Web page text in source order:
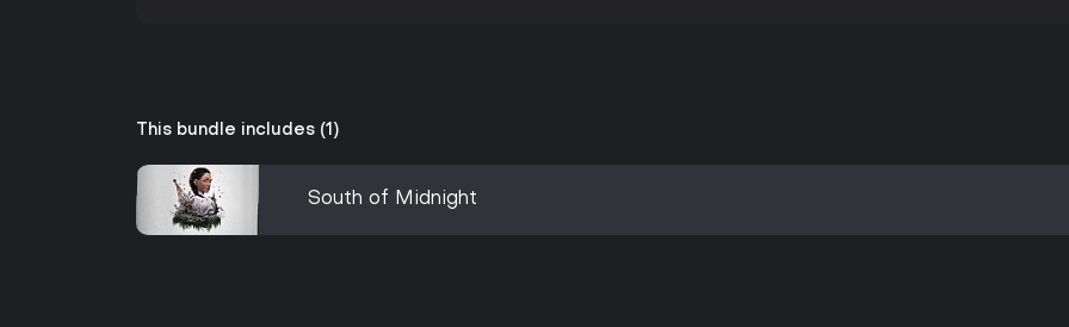
This bundle includes (1)
South of Midnight